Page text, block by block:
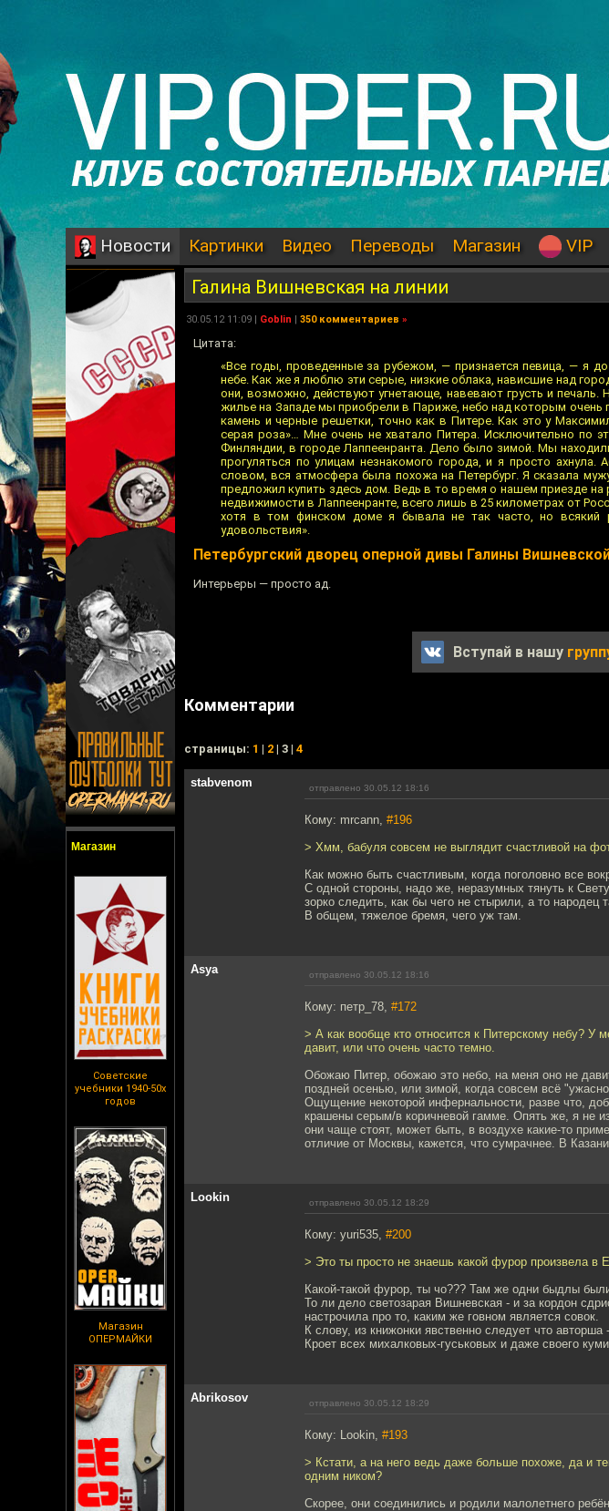
Новости Картинки Видео Переводы Магазин VIP
Магазин
Советские
учебники 1940-50х
годов
Магазин
ОПЕРМАЙКИ
Галина Вишневская на линии
30.05.12 11:09 | Goblin | 350 комментариев »
Цитата:
«Все годы, проведенные за рубежом, — признается певица, — я
небе. Как же я люблю эти серые, низкие облака, нависшие над
они, возможно, действуют угнетающе, навевают грусть и печаль.
жилье на Западе мы приобрели в Париже, небо над которым очень
камень и черные решетки, точно как в Питере. Как это у
серая роза»… Мне очень не хватало Питера. Исключительно по
Финляндии, в городе Лаппеенранта. Дело было зимой. Мы
прогуляться по улицам незнакомого города, и я просто
словом, вся атмосфера была похожа на Петербург. Я сказала
предложил купить здесь дом. Ведь в то время о нашем приезде на
недвижимости в Лаппеенранте, всего лишь в 25 километрах от
хотя в том финском доме я бывала не так часто, но всякий
удовольствия».
Петербургский дворец оперной дивы Галины
Интерьеры — просто ад.
Вступай в нашу
Комментарии
cтраницы: 1 | 2 | 3 | 4
stabvenom отправлено 30.05.12 18:16
Кому: mrcann, #196
> Хмм, бабуля совсем не выглядит счастливой на
Как можно быть счастливым, когда поголовно все
С одной стороны, надо же, неразумных тянуть к
зорко следить, как бы чего не стырили, а то народец
В общем, тяжелое бремя, чего уж там.
Asya отправлено 30.05.12 18:16
Кому: петр_78, #172
> А как вообще кто относится к Питерскому небу? У
давит, или что очень часто темно.
Обожаю Питер, обожаю это небо, на меня оно не
поздней осенью, или зимой, когда совсем всё
Ощущение некоторой инфернальности, разве что,
крашены серым/в коричневой гамме. Опять же, я не
они чаще стоят, может быть, в воздухе какие-то
отличие от Москвы, кажется, что сумрачнее. В
Lookin отправлено 30.05.12 18:29
Кому: yuri535, #200
> Это ты просто не знаешь какой фурор произвела в
Какой-такой фурор, ты чо??? Там же одни быдлы
То ли дело светозарая Вишневская - и за кордон
настрочила про то, каким же говном является совок.
К слову, из книжонки явственно следует что
Кроет всех михалковых-гуськовых и даже своего
Abrikosov отправлено 30.05.12 18:29
Кому: Lookin, #193
> Кстати, а на него ведь даже больше похоже, да и
одним ником?
Скорее, они соединились и родили малолетнего